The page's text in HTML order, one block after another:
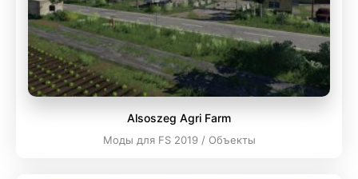
Alsoszeg Agri Farm
Моды для FS 2019 / Объекты